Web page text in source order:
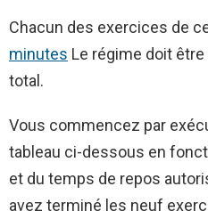
Chacun des exercices de
minutes Le régime doit
total.
Vous commencez par
tableau ci-dessous en
et du temps de repos
avez terminé les neuf